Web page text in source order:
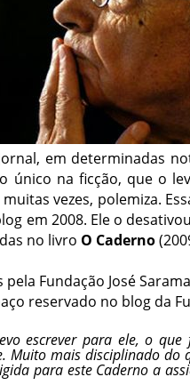
em determinadas
único na ficção, que o
vezes, polemiza.
em 2008. Ele o
no livro O Caderno
Fundação José
reservado no blog da
escrever para ele, o que
mais disciplinado do
para este Caderno a